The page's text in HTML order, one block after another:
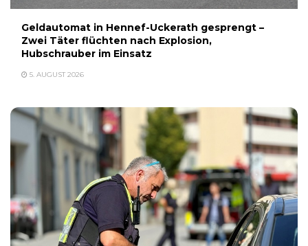
Geldautomat in Hennef-Uckerath gesprengt –
Zwei Täter flüchten nach Explosion,
Hubschrauber im Einsatz
5. AUGUST 2026